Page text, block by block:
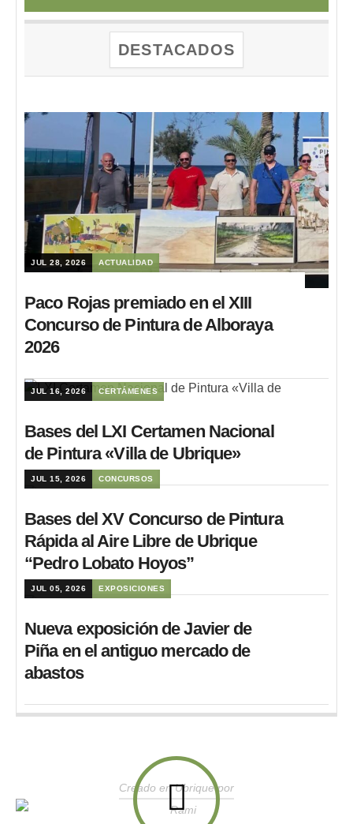
DESTACADOS
JUL 28, 2026 ACTUALIDAD
Paco Rojas premiado en el XIII
Concurso de Pintura de Alboraya
2026
JUL 16, 2026 CERTÁMENES
Bases del LXI Certamen Nacional
de Pintura «Villa de Ubrique»
JUL 15, 2026 CONCURSOS
Bases del XV Concurso de Pintura
Rápida al Aire Libre de Ubrique
“Pedro Lobato Hoyos”
JUL 05, 2026 EXPOSICIONES
Nueva exposición de Javier de
Piña en el antiguo mercado de
abastos
Creado en Ubrique por